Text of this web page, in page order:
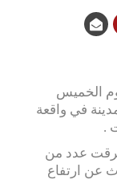
الخميس
في واقعة
.
عدد من
عن ارتفاع